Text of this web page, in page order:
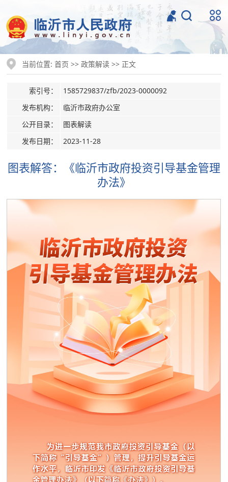
当前位置:首页 >>政策解读 >> 正文
索引号：
1585729837/zfb/2023-0000092
发布机构：
临沂市政府办公室
公开目录：
图表解读
发布日期：
2023-11-28
图表解答：《临沂市政府投资引导基金管理
办法》